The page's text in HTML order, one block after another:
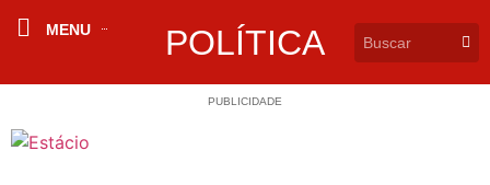
MENU POLÍTICA
PUBLICIDADE